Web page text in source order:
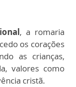
, a romaria
os corações
as crianças,
valores como
cristã.